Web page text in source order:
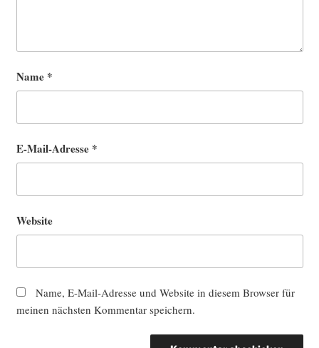
Name *
E-Mail-Adresse *
Website
Name, E-Mail-Adresse und Website in diesem Browser für
meinen nächsten Kommentar speichern.